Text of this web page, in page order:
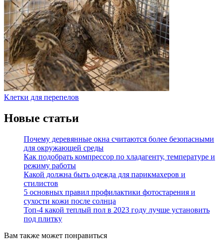
Клетки для перепелов
Новые статьи
Почему деревянные окна считаются более безопасными
для окружающей среды
Как подобрать компрессор по хладагенту, температуре и
режиму работы
Какой должна быть одежда для парикмахеров и
стилистов
5 основных правил профилактики фотостарения и
сухости кожи после солнца
Топ-4 какой теплый пол в 2023 году лучше установить
под плитку
Вам также может понравиться